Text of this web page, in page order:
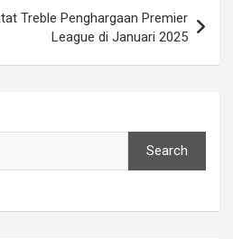
Treble Penghargaan Premier
League di Januari 2025
Search